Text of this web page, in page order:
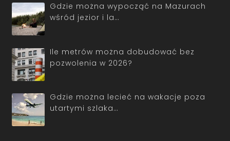
Gdzie można wypocząć na Mazurach
wśród jezior i la…
Ile metrów można dobudować bez
pozwolenia w 2026?
Gdzie można lecieć na wakacje poza
utartymi szlaka…